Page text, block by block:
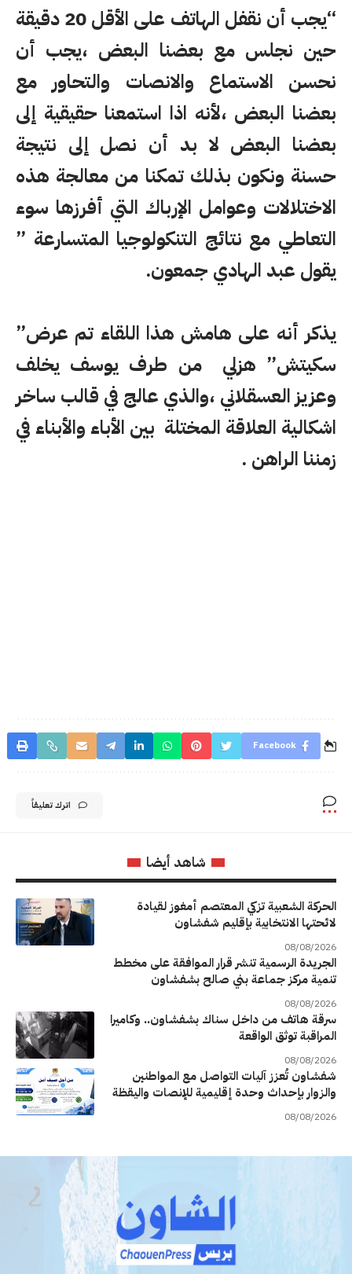
“يجب أن نقفل الهاتف على الأقل 20 دقيقة
حين نجلس مع بعضنا البعض ،يجب أن
نحسن الاستماع والانصات والتحاور مع
بعضنا البعض ،لأنه اذا استمعنا حقيقية إلى
بعضنا البعض لا بد أن نصل إلى نتيجة
حسنة ونكون بذلك تمكنا من معالجة هذه
الاختلالات وعوامل الإرباك التي أفرزها سوء
التعاطي مع نتائج التنكولوجيا المتسارعة ”
يقول عبد الهادي جمعون.
يذكر أنه على هامش هذا اللقاء تم عرض”
سكيتش” هزلي من طرف يوسف يخلف
وعزيز العسقلاني ،والذي عالج في قالب ساخر
اشكالية العلاقة المختلة بين الأباء والأبناء في
زمننا الراهن .
Facebook
اترك تعليقاً
شاهد أيضا
الحركة الشعبية تزكي المعتصم أمغوز لقيادة
لائحتها الانتخابية بإقليم شفشاون
08/08/2026
الجريدة الرسمية تنشر قرار الموافقة على مخطط
تنمية مركز جماعة بني صالح بشفشاون
08/08/2026
سرقة هاتف من داخل سناك بشفشاون.. وكاميرا
المراقبة توثق الواقعة
08/08/2026
شفشاون تُعزز آليات التواصل مع المواطنين
والزوار بإحداث وحدة إقليمية للإنصات واليقظة
08/08/2026